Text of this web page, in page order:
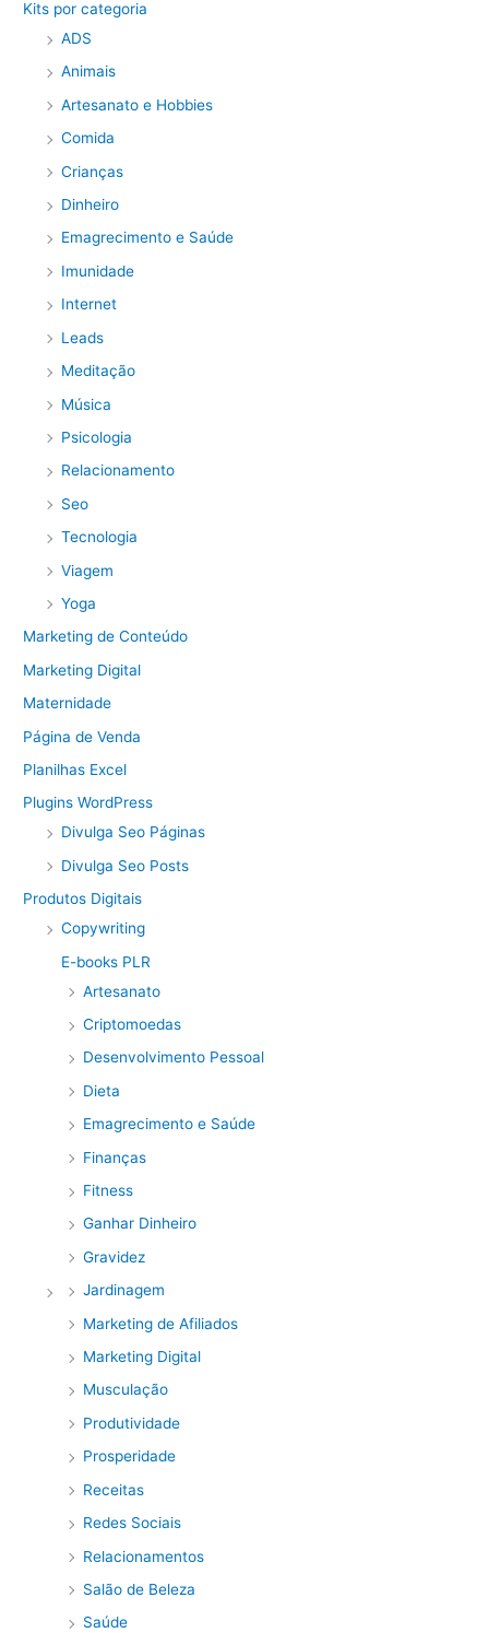
Kits por categoria
ADS
Animais
Artesanato e Hobbies
Comida
Crianças
Dinheiro
Emagrecimento e Saúde
Imunidade
Internet
Leads
Meditação
Música
Psicologia
Relacionamento
Seo
Tecnologia
Viagem
Yoga
Marketing de Conteúdo
Marketing Digital
Maternidade
Página de Venda
Planilhas Excel
Plugins WordPress
Divulga Seo Páginas
Divulga Seo Posts
Produtos Digitais
Copywriting
E-books PLR
Artesanato
Criptomoedas
Desenvolvimento Pessoal
Dieta
Emagrecimento e Saúde
Finanças
Fitness
Ganhar Dinheiro
Gravidez
Jardinagem
Marketing de Afiliados
Marketing Digital
Musculação
Produtividade
Prosperidade
Receitas
Redes Sociais
Relacionamentos
Salão de Beleza
Saúde